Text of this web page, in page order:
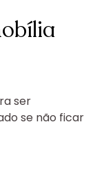
ser
se não ficar